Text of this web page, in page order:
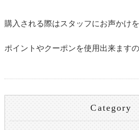
購入される際はスタッフにお声かけ
ポイントやクーポンを使用出来ます
Category